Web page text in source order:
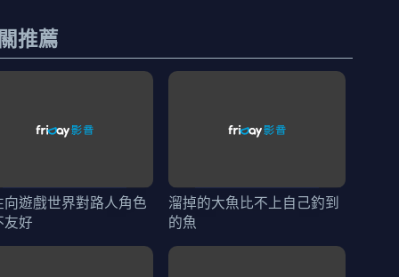
推薦
向遊戲世界對路人角色
友好
溜掉的大魚比不上自己釣到
的魚